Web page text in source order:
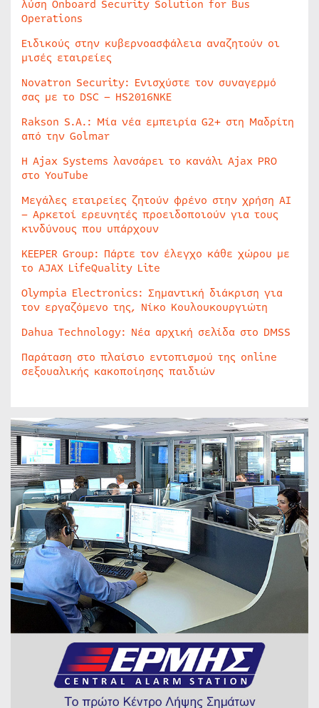
λύση Onboard Security Solution for Bus
Operations
Ειδικούς στην κυβερνοασφάλεια αναζητούν οι
μισές εταιρείες
Novatron Security: Ενισχύστε τον συναγερμό
σας με το DSC – HS2016NKE
Rakson S.A.: Μία νέα εμπειρία G2+ στη Μαδρίτη
από την Golmar
Η Ajax Systems λανσάρει το κανάλι Ajax PRO
στο YouTube
Μεγάλες εταιρείες ζητούν φρένο στην χρήση AI
– Αρκετοί ερευνητές προειδοποιούν για τους
κινδύνους που υπάρχουν
KEEPER Group: Πάρτε τον έλεγχο κάθε χώρου με
το AJAX LifeQuality Lite
Olympia Electronics: Σημαντική διάκριση για
τον εργαζόμενο της, Νίκο Κουλουκουργιώτη
Dahua Technology: Νέα αρχική σελίδα στο DMSS
Παράταση στο πλαίσιο εντοπισμού της online
σεξουαλικής κακοποίησης παιδιών